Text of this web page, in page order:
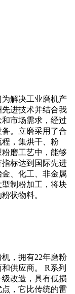
解决工业磨机产
进技术并结合我
市场需求，经过
。立磨采用了合
，集烘干、粉
磨工艺中，能够
标达到国际先进
、化工、非金属
制粉加工，将块
状物料。
，拥有22年磨粉
供应商。 R系列
改造，具有低损
，它比传统的雷